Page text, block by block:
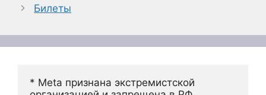
Билеты
* Meta признана экстремистской